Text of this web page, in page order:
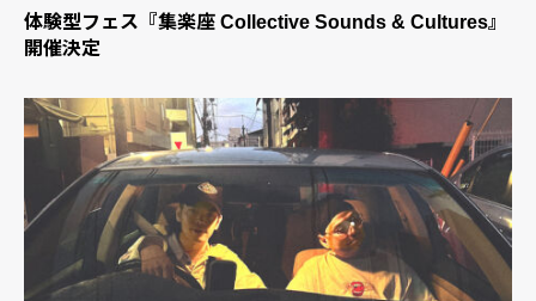
体験型フェス『集楽座 Collective Sounds & Cultures』
開催決定